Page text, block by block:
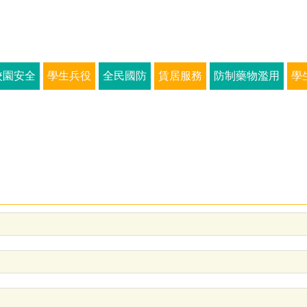
園安全 學生兵役 全民國防 賃居服務 防制藥物濫用 學